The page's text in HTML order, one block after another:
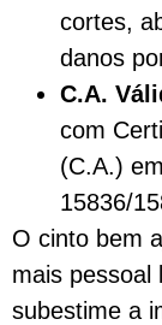
cortes,
danos
C.A.
com
(C.A.)
15836/
O cinto bem
mais pessoal
subestime a